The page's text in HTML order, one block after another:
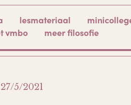
lesmateriaal
vmbo
meer filosofie
27/5/2021